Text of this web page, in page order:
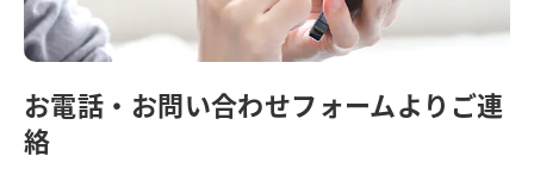
お電話・お問い合わせフォームよりご連
絡